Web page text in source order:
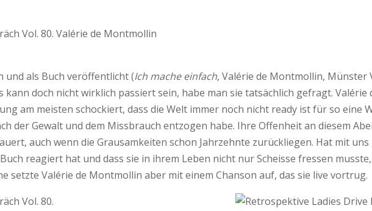
und als Buch veröffentlicht (Ich mache einfach, Valérie de Montmollin, Münster
kann doch nicht wirklich passiert sein, habe man sie tatsächlich gefragt.
am meisten schockiert, dass die Welt immer noch nicht ready ist für so eine
der Gewalt und dem Missbrauch entzogen habe. Ihre Offenheit an diesem
auch wenn die Grausamkeiten schon Jahrzehnte zurückliegen. Hat mit
reagiert hat und dass sie in ihrem Leben nicht nur Scheisse fressen
setzte Valérie de Montmollin aber mit einem Chanson auf, das sie live vortrug.